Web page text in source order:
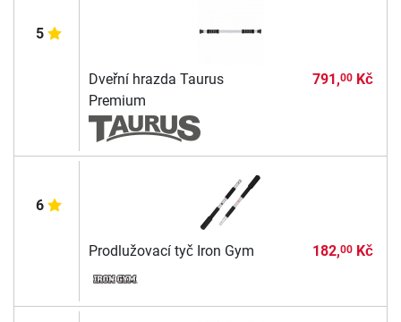
5
Dveřní hrazda Taurus
Premium
791,00Kč
6
Prodlužovací tyč Iron Gym 182,00Kč